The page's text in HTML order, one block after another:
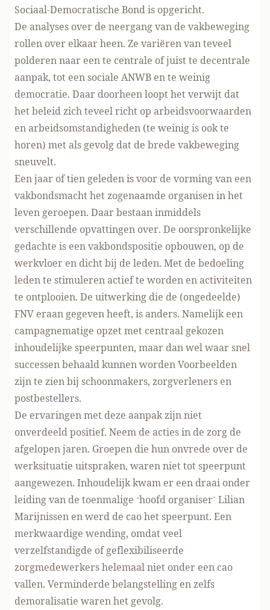
Sociaal-Democratische Bond is opgericht.
De analyses over de neergang van de vakbeweging
rollen over elkaar heen. Ze variëren van teveel
polderen naar een te centrale of juist te decentrale
aanpak, tot een sociale ANWB en te weinig
democratie. Daar doorheen loopt het verwijt dat
het beleid zich teveel richt op arbeidsvoorwaarden
en arbeidsomstandigheden (te weinig is ook te
horen) met als gevolg dat de brede vakbeweging
sneuvelt.
Een jaar of tien geleden is voor de vorming van een
vakbondsmacht het zogenaamde organisen in het
leven geroepen. Daar bestaan inmiddels
verschillende opvattingen over. De oorspronkelijke
gedachte is een vakbondspositie opbouwen, op de
werkvloer en dicht bij de leden. Met de bedoeling
leden te stimuleren actief te worden en activiteiten
te ontplooien. De uitwerking die de (ongedeelde)
FNV eraan gegeven heeft, is anders. Namelijk een
campagnematige opzet met centraal gekozen
inhoudelijke speerpunten, maar dan wel waar snel
successen behaald kunnen worden Voorbeelden
zijn te zien bij schoonmakers, zorgverleners en
postbestellers.
De ervaringen met deze aanpak zijn niet
onverdeeld positief. Neem de acties in de zorg de
afgelopen jaren. Groepen die hun onvrede over de
werksituatie uitspraken, waren niet tot speerpunt
aangewezen. Inhoudelijk kwam er een draai onder
leiding van de toenmalige ‘hoofd organiser’ Lilian
Marijnissen en werd de cao het speerpunt. Een
merkwaardige wending, omdat veel
verzelfstandigde of geflexibiliseerde
zorgmedewerkers helemaal niet onder een cao
vallen. Verminderde belangstelling en zelfs
demoralisatie waren het gevolg.